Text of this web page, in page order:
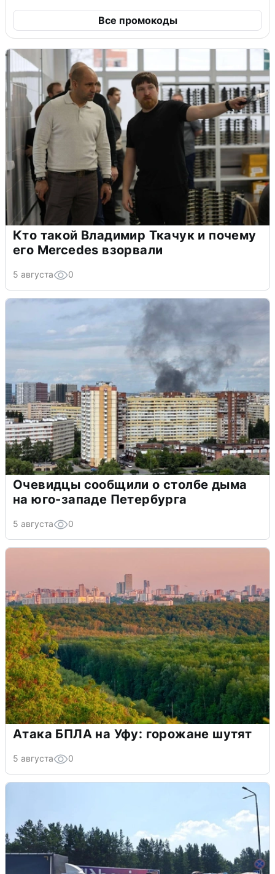
Все промокоды
Кто такой Владимир Ткачук и почему
его Mercedes взорвали
5 августа 0
Очевидцы сообщили о столбе дыма
на юго-западе Петербурга
5 августа 0
Атака БПЛА на Уфу: горожане шутят
5 августа 0